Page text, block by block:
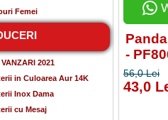
Femei
2021
in Culoarea Aur 14K
Inox Dama
cu Mesaj
-
56,0 Lei
43,0